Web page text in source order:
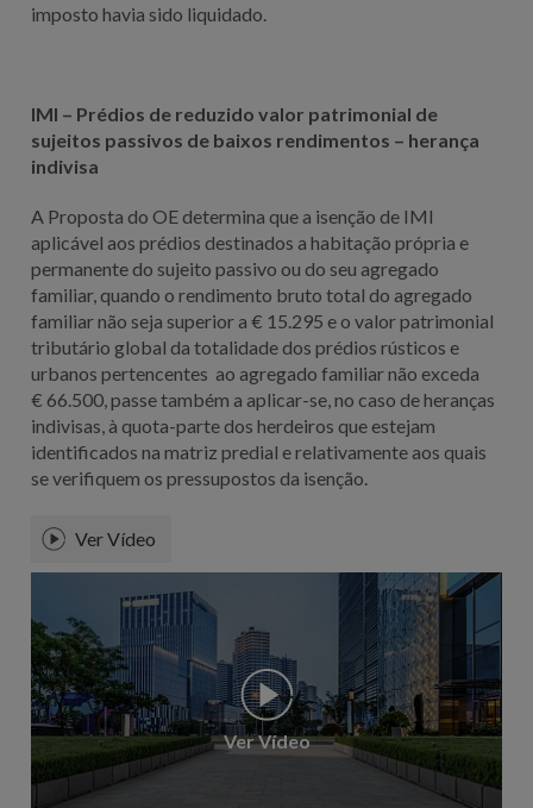
imposto havia sido liquidado.
IMI – Prédios de reduzido valor patrimonial de
sujeitos passivos de baixos rendimentos – herança
indivisa
A Proposta do OE determina que a isenção de IMI
aplicável aos prédios destinados a habitação própria e
permanente do sujeito passivo ou do seu agregado
familiar, quando o rendimento bruto total do agregado
familiar não seja superior a € 15.295 e o valor patrimonial
tributário global da totalidade dos prédios rústicos e
urbanos pertencentes ao agregado familiar não exceda
€ 66.500, passe também a aplicar-se, no caso de heranças
indivisas, à quota-parte dos herdeiros que estejam
identificados na matriz predial e relativamente aos quais
se verifiquem os pressupostos da isenção.
Ver Vídeo
Ver Vídeo